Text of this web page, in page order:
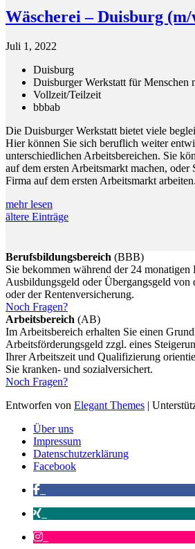
Wäscherei – Duisburg
Juli 1, 2022
Duisburg
Duisburger Werkstatt für Menschen
Vollzeit/Teilzeit
bbbab
Die Duisburger Werkstatt bietet viele
Hier können Sie sich beruflich weiter
unterschiedlichen Arbeitsbereichen. Sie
auf dem ersten Arbeitsmarkt machen, oder
Firma auf dem ersten Arbeitsmarkt arbeiten.
mehr lesen
ältere Einträge
Berufsbildungsbereich (BBB)
Sie bekommen während der 24
Ausbildungsgeld oder Übergangsgeld
oder der Rentenversicherung.
Noch Fragen?
Arbeitsbereich (AB)
Im Arbeitsbereich erhalten Sie einen
Arbeitsförderungsgeld zzgl. eines
Ihrer Arbeitszeit und Qualifizierung
Sie kranken- und sozialversichert.
Noch Fragen?
Entworfen von Elegant Themes |
Über uns
Impressum
Datenschutzerklärung
Facebook